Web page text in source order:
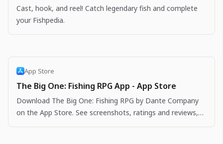
Cast, hook, and reel! Catch legendary fish and complete
your Fishpedia.
App Store
The Big One: Fishing RPG App - App Store
Download The Big One: Fishing RPG by Dante Company
on the App Store. See screenshots, ratings and reviews,